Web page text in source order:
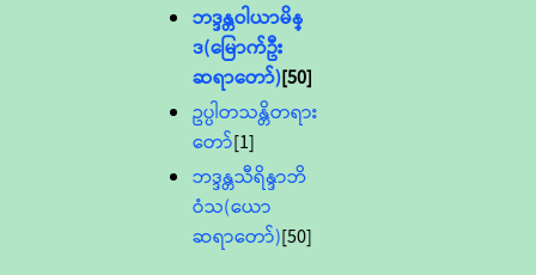
ဘဒ္ဒန္တဝါယာမိန္
ဒ(မြောက်ဦး
ဆရာတော်)[50]
ဥပ္ပါတသန္တိတရား
တော်[1]
ဘဒ္ဒန္တသီရိန္ဒာဘိ
ဝံသ(ယော
ဆရာတော်)[50]